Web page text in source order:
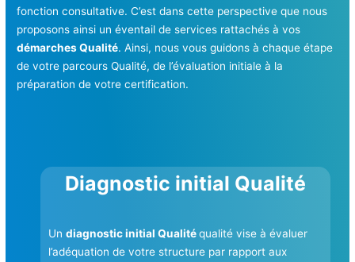
fonction consultative. C’est dans cette perspective que nous
proposons ainsi un éventail de services rattachés à vos
démarches Qualité. Ainsi, nous vous guidons à chaque étape
de votre parcours Qualité, de l’évaluation initiale à la
préparation de votre certification.
Diagnostic initial Qualité
Undiagnostic initial Qualitéqualité vise à évaluer
l’adéquation de votre structure par rapport aux